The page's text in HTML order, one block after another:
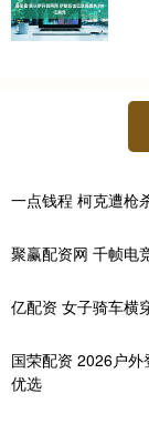
一点钱程 柯克遭枪
聚赢配资网 千帧电
亿配资 女子骑车横
国荣配资 2026户
优选